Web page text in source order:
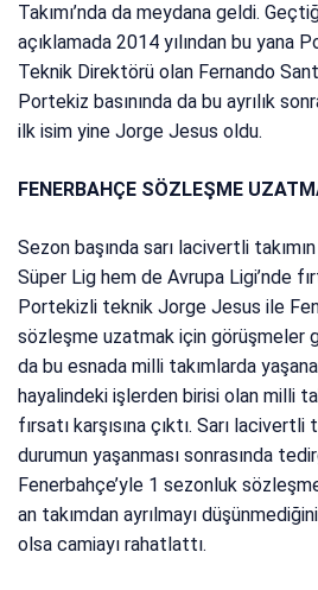
Takımı’nda da meydana geldi.
açıklamada 2014 yılından bu yana
Teknik Direktörü olan Fernando
Portekiz basınında da bu ayrılık
ilk isim yine Jorge Jesus oldu.
FENERBAHÇE SÖZLEŞME
Sezon başında sarı lacivertli
Süper Lig hem de Avrupa Ligi’nde
Portekizli teknik Jorge Jesus ile
sözleşme uzatmak için görüşmeler
da bu esnada milli takımlarda
hayalindeki işlerden birisi olan milli
fırsatı karşısına çıktı. Sarı
durumun yaşanması sonrasında
Fenerbahçe’yle 1 sezonluk
an takımdan ayrılmayı
olsa camiayı rahatlattı.